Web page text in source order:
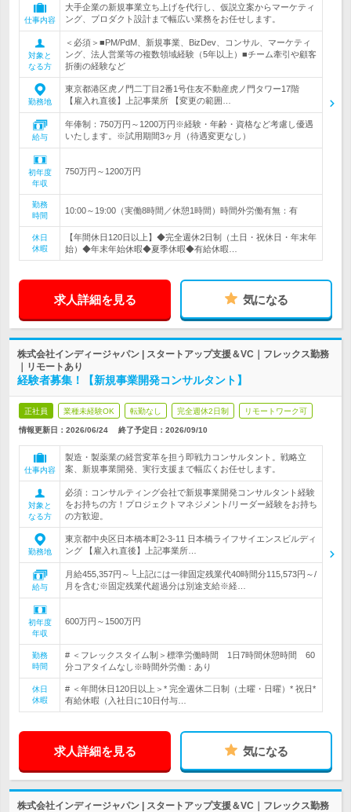
仕事内容
大手企業の新規事業立ち上げを代行し、仮説立案からマーケティ
ング、プロダクト設計まで幅広い業務をお任せします。
対象と
なる方
＜必須＞■PM/PdM、新規事業、BizDev、コンサル、マーケティ
ング、法人営業等の複数領域経験（5年以上）■チーム牽引や顧客
折衝の経験など
勤務地
東京都港区虎ノ門二丁目2番1号住友不動産虎ノ門タワー17階
【雇入れ直後】上記事業所 【変更の範囲…
給与
年俸制：750万円～1200万円※経験・年齢・資格など考慮し優遇
いたします。※試用期間3ヶ月（待遇変更なし）
初年度
年収
750万円～1200万円
勤務
時間
10:00～19:00（実働8時間／休憩1時間）時間外労働有無：有
休日
休暇
【年間休日120日以上】◆完全週休2日制（土日・祝休日・年末年
始）◆年末年始休暇◆夏季休暇◆有給休暇…
求人詳細を見る 気になる
株式会社インディージャパン | スタートアップ支援＆VC｜フレックス勤務
｜リモートあり
経験者募集！【新規事業開発コンサルタント】
正社員 業種未経験OK 転勤なし 完全週休2日制 リモートワーク可
情報更新日：2026/06/24 終了予定日： 2026/09/10
仕事内容
製造・製薬業の経営変革を担う即戦力コンサルタント。戦略立
案、新規事業開発、実行支援まで幅広くお任せします。
対象と
なる方
必須：コンサルティング会社で新規事業開発コンサルタント経験
をお持ちの方！プロジェクトマネジメント/リーダー経験をお持ち
の方歓迎。
勤務地
東京都中央区日本橋本町2-3-11 日本橋ライフサイエンスビルディ
ング 【雇入れ直後】上記事業所…
給与
月給455,357円～└上記には一律固定残業代40時間分115,573円～/
月を含む※固定残業代超過分は別途支給※経…
初年度
年収
600万円～1500万円
勤務
時間
# ＜フレックスタイム制＞標準労働時間 1日7時間休憩時間 60
分コアタイムなし※時間外労働：あり
休日
休暇
# ＜年間休日120日以上＞* 完全週休二日制（土曜・日曜）* 祝日*
有給休暇（入社日に10日付与…
求人詳細を見る 気になる
株式会社インディージャパン | スタートアップ支援＆VC｜フレックス勤務